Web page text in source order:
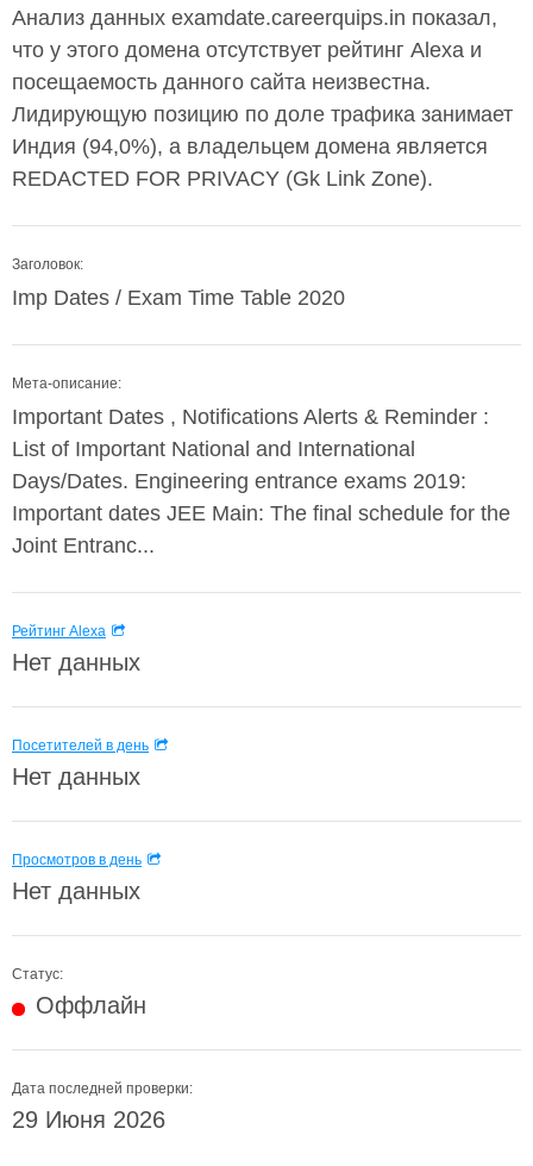
Анализ данных examdate.careerquips.in показал,
что у этого домена отсутствует рейтинг Alexa и
посещаемость данного сайта неизвестна.
Лидирующую позицию по доле трафика занимает
Индия (94,0%), а владельцем домена является
REDACTED FOR PRIVACY (Gk Link Zone).
Заголовок:
Imp Dates / Exam Time Table 2020
Мета-описание:
Important Dates , Notifications Alerts & Reminder :
List of Important National and International
Days/Dates. Engineering entrance exams 2019:
Important dates JEE Main: The final schedule for the
Joint Entranc...
Рейтинг Alexa
Нет данных
Посетителей в день
Нет данных
Просмотров в день
Нет данных
Статус:
Оффлайн
Дата последней проверки:
29 Июня 2026